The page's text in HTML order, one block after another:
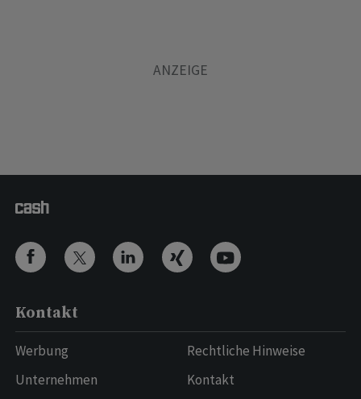
Kontakt
Werbung
Unternehmen
Rechtliche Hinweise
Kontakt